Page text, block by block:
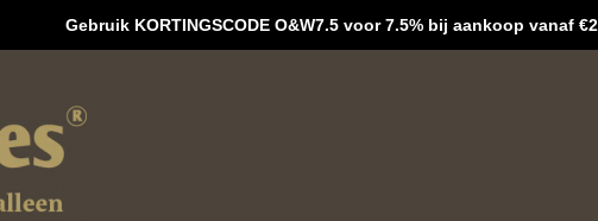
Gebruik KORTINGSCODE O&W7.5 voor 7.5% bij aankoop vanaf